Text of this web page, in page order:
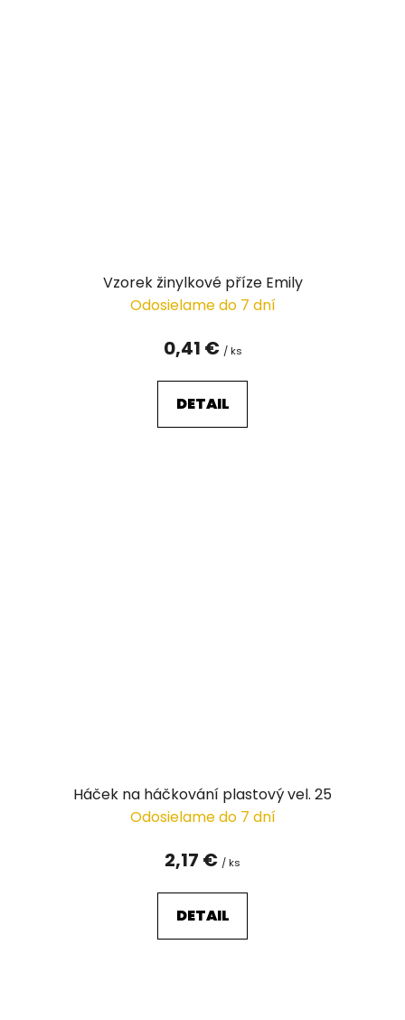
Vzorek žinylkové příze Emily
Odosielame do 7 dní
0,41 € / ks
DETAIL
Háček na háčkování plastový vel. 25
Odosielame do 7 dní
2,17 € / ks
DETAIL